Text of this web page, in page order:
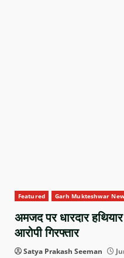
Featured Garh Mukteshwar
अमजद पर धारदार
आरोपी गिरफ्तार
Satya Prakash Seeman